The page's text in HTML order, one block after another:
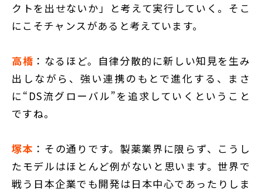
クトを出せないか」と考えて実行していく。そこ
にこそチャンスがあると考えています。
高橋 ：なるほど。自律分散的に新しい知見を生み
出しながら、強い連携のもとで進化する、まさ
に“DS流グローバル”を追求していくということ
ですね。
塚本 ：その通りです。製薬業界に限らず、こうし
たモデルはほとんど例がないと思います。世界で
戦う日本企業でも開発は日本中心であったりしま